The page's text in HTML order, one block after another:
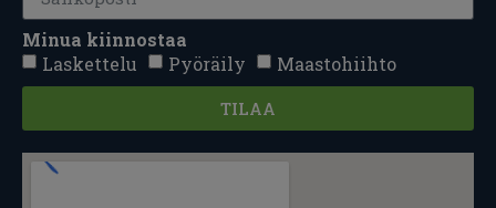
Minua kiinnostaa
Laskettelu
Pyöräily Maastohiihto
TILAA